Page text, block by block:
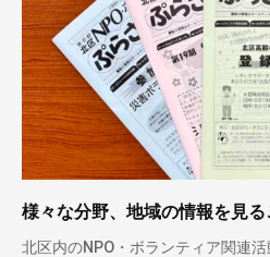
様々な分野、地域の情報を見
北区内のNPO・ボランティア関連